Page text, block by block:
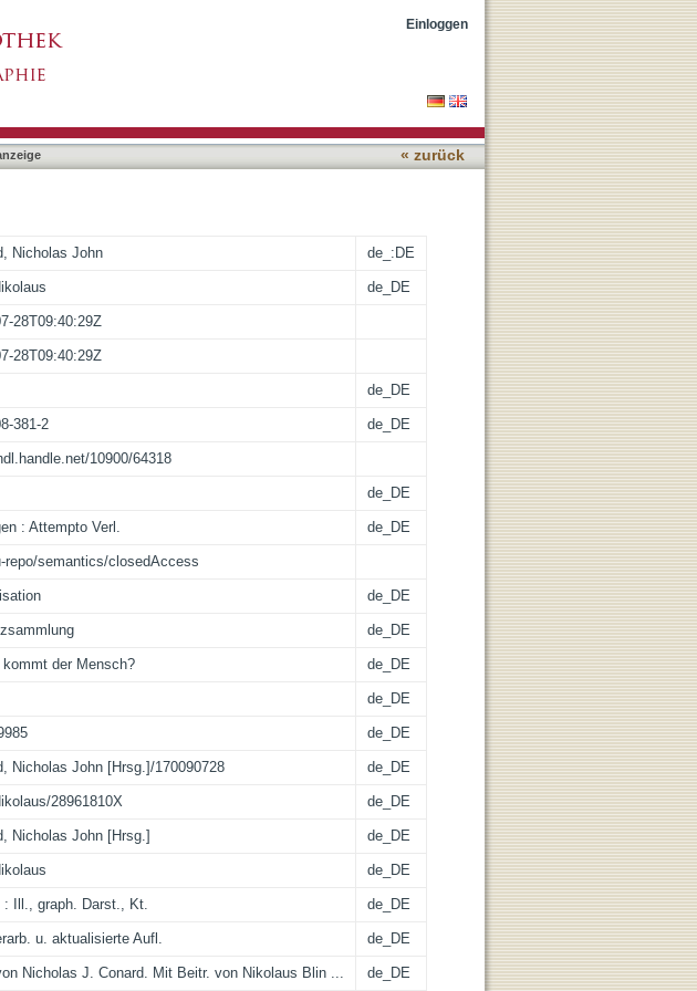
Einloggen
« zurück
Nicholas John de_:DE
de_DE
28T09:40:29Z
28T09:40:29Z
de_DE
381-2 de_DE
10900/64318
de_DE
: Attempto Verl. de_DE
repo/semantics/closedAccess
de_DE
de_DE
kommt der Mensch? de_DE
de_DE
de_DE
Nicholas John [Hrsg.]/170090728 de_DE
28961810X de_DE
Nicholas John [Hrsg.] de_DE
de_DE
: Ill., graph. Darst., Kt. de_DE
u. aktualisierte Aufl. de_DE
Nicholas J. Conard. Mit Beitr. von Nikolaus Blin ... de_DE